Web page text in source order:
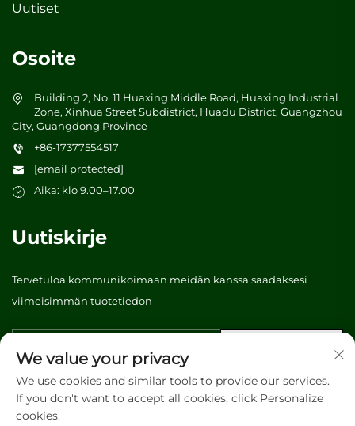
Uutiset
Osoite
Building 2, No. 11 Huaxing Middle Road, Huaxing Industrial
Zone, Xinhua Street Subdistrict, Huadu District, Guangzhou
City, Guangdong Province
+86-17377554517
[email protected]
Aika: klo 9.00–17.00
Uutiskirje
Tervetuloa kommunikoimaan meidän kanssa saadaksesi
viimeisimmän tuotetiedon
Tekijänoikeus © 2026 Vibrant tree (Guangzhou) Packaging &
We value your privacy
We use cookies and similar tools to provide our services.
If you don't want to accept all cookies, click Personalize
cookies.